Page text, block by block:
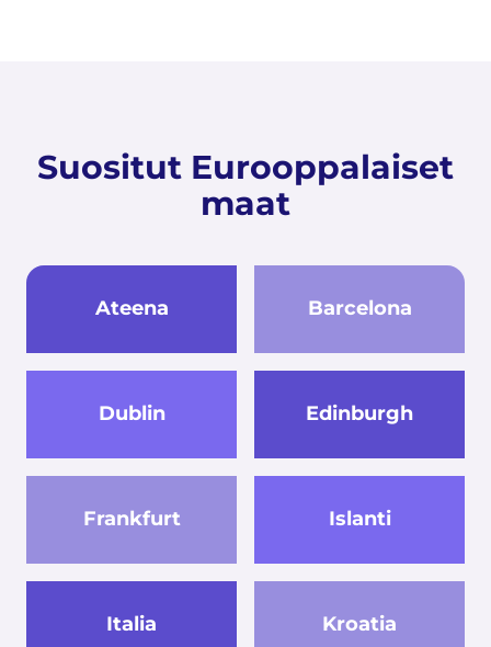
Suositut Eurooppalaiset
maat
Ateena Barcelona
Dublin Edinburgh
Frankfurt Islanti
Italia Kroatia